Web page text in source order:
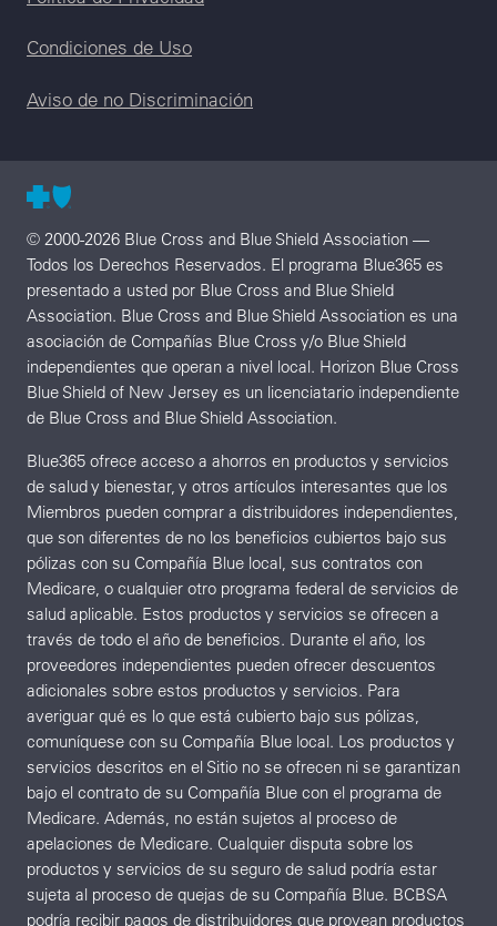
Condiciones de Uso
Aviso de no Discriminación
© 2000-2026 Blue Cross and Blue Shield Association —
Todos los Derechos Reservados. El programa Blue365 es
presentado a usted por Blue Cross and Blue Shield
Association. Blue Cross and Blue Shield Association es una
asociación de Compañías Blue Cross y/o Blue Shield
independientes que operan a nivel local. Horizon Blue Cross
Blue Shield of New Jersey es un licenciatario independiente
de Blue Cross and Blue Shield Association.
Blue365 ofrece acceso a ahorros en productos y servicios
de salud y bienestar, y otros artículos interesantes que los
Miembros pueden comprar a distribuidores independientes,
que son diferentes de no los beneficios cubiertos bajo sus
pólizas con su Compañía Blue local, sus contratos con
Medicare, o cualquier otro programa federal de servicios de
salud aplicable. Estos productos y servicios se ofrecen a
través de todo el año de beneficios. Durante el año, los
proveedores independientes pueden ofrecer descuentos
adicionales sobre estos productos y servicios. Para
averiguar qué es lo que está cubierto bajo sus pólizas,
comuníquese con su Compañía Blue local. Los productos y
servicios descritos en el Sitio no se ofrecen ni se garantizan
bajo el contrato de su Compañía Blue con el programa de
Medicare. Además, no están sujetos al proceso de
apelaciones de Medicare. Cualquier disputa sobre los
productos y servicios de su seguro de salud podría estar
sujeta al proceso de quejas de su Compañía Blue. BCBSA
podría recibir pagos de distribuidores que provean productos